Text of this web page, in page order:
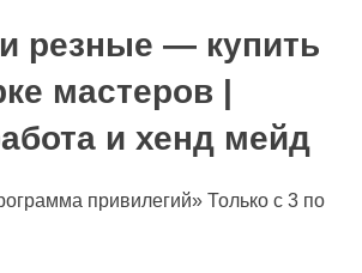
резные — купить
мастеров |
и хенд мейд